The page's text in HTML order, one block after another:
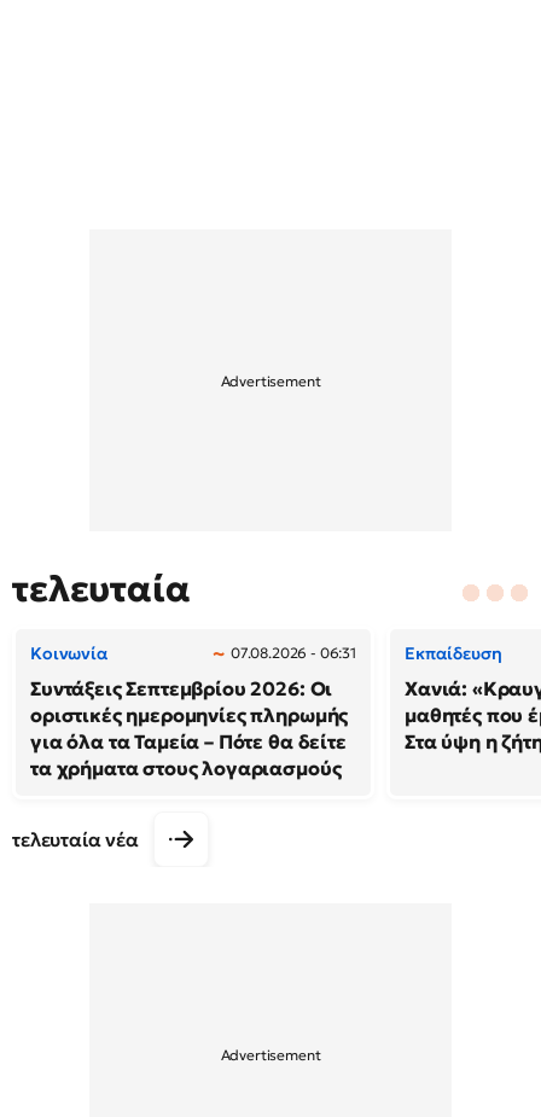
τελευταία
Κοινωνία 07.08.2026 - 06:31
Συντάξεις Σεπτεμβρίου 2026: Οι
οριστικές ημερομηνίες πληρωμής
για όλα τα Ταμεία – Πότε θα δείτε
τα χρήματα στους λογαριασμούς
Εκπαίδευση
Χανιά:
μαθητές που
Στα ύψη η
τελευταία νέα